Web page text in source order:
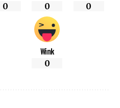
0 0 0
Wink
0